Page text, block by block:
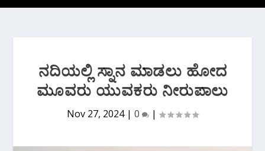
ನದಿಯಲ್ಲಿ ಸ್ನಾನ ಮಾಡಲು ಹೋದ
ಮೂವರು ಯುವಕರು ನೀರುಪಾಲು
Nov 27, 2024| 0 |